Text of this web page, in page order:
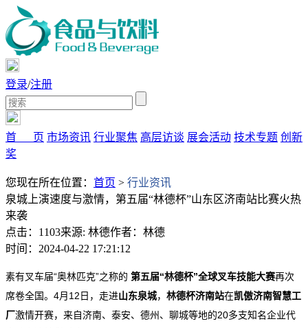
登录/注册
首 页 市场资讯 行业聚焦 高层访谈 展会活动 技术专题 创新
奖
您现在所在位置： 首页 > 行业资讯
泉城上演速度与激情，第五届“林德杯”山东区济南站比赛火热
来袭
点击：1103来源: 林德作者：林德
时间：2024-04-22 17:21:12
素有叉车届“奥林匹克”之称的 第五届“林德杯”全球叉车技能大赛再次
席卷全国。4月12日，走进山东泉城， 林德杯济南站在凯傲济南智慧工
厂激情开赛，来自济南、泰安、德州、聊城等地的20多支知名企业代